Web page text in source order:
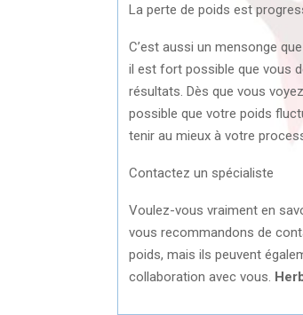
La perte de poids est
C’est aussi un mensonge
il est fort possible que vous
résultats. Dès que vous
possible que votre poids
tenir au mieux à votre
Contactez un spécialiste
Voulez-vous vraiment en
vous recommandons de
poids, mais ils peuvent
collaboration avec vous.